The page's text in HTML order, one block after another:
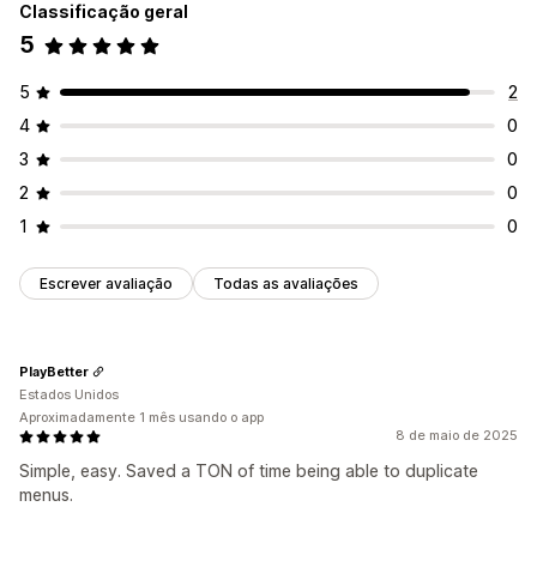
Classificação geral
5
5
2
4
0
3
0
2
0
1
0
Escrever avaliação Todas as avaliações
8 de maio de 2025
Simple, easy. Saved a TON of time being able to duplicate
menus.
PlayBetter
Estados Unidos
Aproximadamente 1 mês usando o app